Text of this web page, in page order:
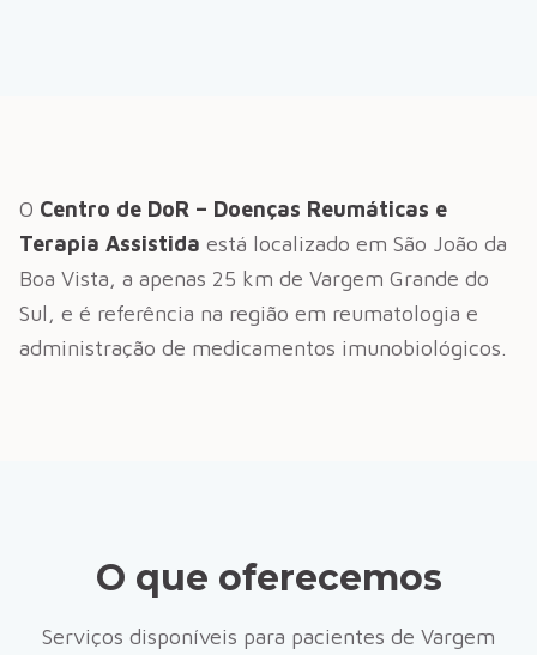
O Centro de DoR – Doenças Reumáticas e
Terapia Assistida está localizado em São João da
Boa Vista, a apenas 25 km de Vargem Grande do
Sul, e é referência na região em reumatologia e
administração de medicamentos imunobiológicos.
O que oferecemos
Serviços disponíveis para pacientes de Vargem